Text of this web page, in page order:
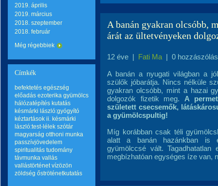
2019. április
2019. március
2018. szeptember
2018. február
Még régebbiek
Címkék
befektetés egészség
előadás ezoterika gyümölcs
hálózatépítés kutatás
késmárki lászló:gyógyító
kéztartások ii. késmárki
lászló:test-lélek szótár
magyarság otthoni munka
passzívjövedelem
spiritualitás tudomány
távmunka vallás
vallástörténet vízözön
zöldség őströténetkutatás
A banán gyakran olcsóbb,
árát az ültetvényeken
12 éve | Fati Ma | 0 hozzászólás
A banán a nyugati világban a
szülők jóbarátja. Nincs nélküle
gyakran olcsóbb, mint a hazai
dolgozók fizetik meg. A
született csecsemők,
a gyümölcspultig!
Míg korábban csak téli
alatt a banán hazánkban is
gyümölccsé vált.
megbízhatóan egységes íze van,